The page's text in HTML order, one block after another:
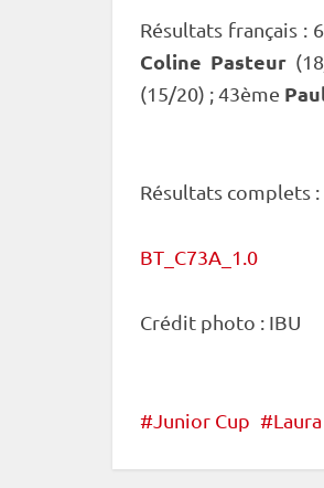
Résultats français :
Coline Pasteur
(15/20) ; 43ème
Résultats complets :
BT_C73A_1.0
Crédit photo : IBU
Junior Cup